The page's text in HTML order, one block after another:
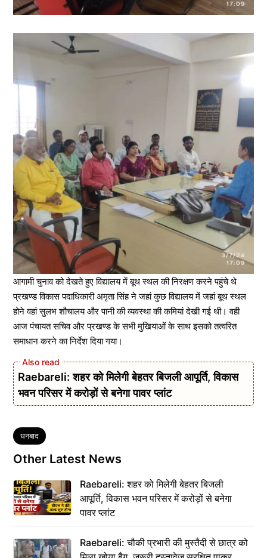
आगामी चुनाव को देखते हुए विद्यालय में बूथ स्थल की निरक्षण करने पहुंचे थे
प्रखण्ड विकास पदाधिकारी अमृता सिंह ने जहां कुछ विद्यालय में जहां बूथ स्थल
होने वहां सुलभ शौचालय और पानी की व्यवस्था की कमियां देखी गई थी। वही
आज पंचायत सचिव और प्रखण्ड के सभी मुखियाओं के साथ इसको तत्वरित
समाधान करने का निर्देश दिया गया।
Raebareli: शहर को मिलेगी बेहतर बिजली आपूर्ति, विकास
भवन परिसर में करोड़ों से बनेगा पावर प्लांट
Tags
धनबाद
Other Latest News
Raebareli: शहर को मिलेगी बेहतर बिजली
आपूर्ति, विकास भवन परिसर में करोड़ों से बनेगा
पावर प्लांट
Raebareli: चौकी प्रभारी की मुस्तैदी से छात्र को